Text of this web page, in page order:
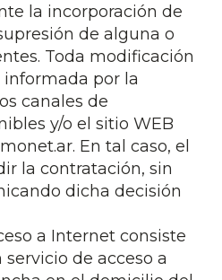
la incorporación de
de alguna o
Toda modificación
por la
canales de
y/o el sitio WEB
En tal caso, el
la contratación, sin
dicha decisión
a Internet consiste
de acceso a